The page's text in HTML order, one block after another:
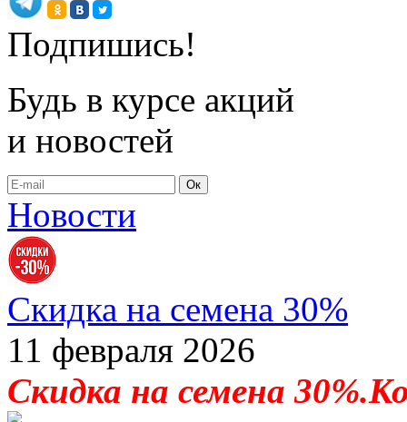
Подпишись!
Будь в курсе акций
и новостей
Ок
Новости
Скидка на семена 30%
11 февраля 2026
Скидка на семена